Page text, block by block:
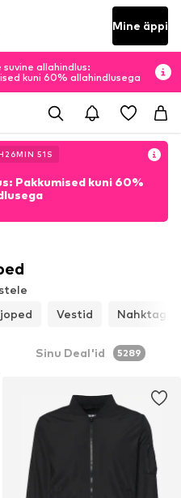
Mine äppi
suvine allahindlus:
kuni 60% allahindlusega
26MIN 48S
Pakkumised kuni 60%
Vestid Nahktagid
Sinu Deal'id 5289